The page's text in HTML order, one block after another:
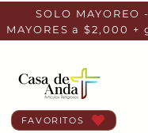
SOLO MAYOREO
MAYORES a $2,000
FAVORITOS